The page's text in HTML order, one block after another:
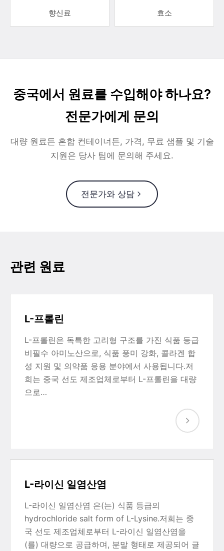
향신료 효소
중국에서 원료를 수입해야 하나요?
전문가에게 문의
대량 원료든 혼합 컨테이너든, 가격, 무료 샘플 및 기술
지원은 당사 팀에 문의해 주세요.
전문가와 상담
관련 원료
L-프롤린
L-프롤린은 독특한 고리형 구조를 가진 식품 등급
비필수 아미노산으로, 식품 풍미 강화, 콜라겐 합
성 지원 및 의약품 응용 분야에서 사용됩니다.저
희는 중국 선도 제조업체로부터 L-프롤린을 대량
으로…
L-라이신 일염산염
L-라이신 일염산염 은(는) 식품 등급의
hydrochloride salt form of L-Lysine.저희는 중
국 선도 제조업체로부터 L-라이신 일염산염을
(를) 대량으로 공급하며, 분말 형태로 제공되어 글